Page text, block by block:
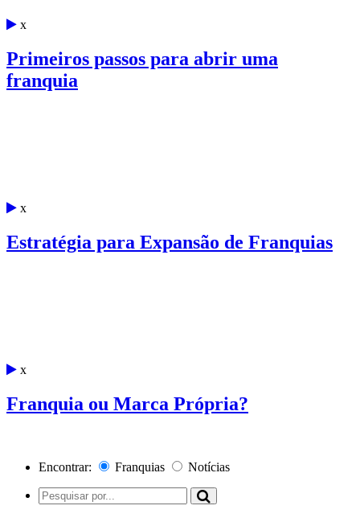
x
Primeiros passos para abrir uma
franquia
x
Estratégia para Expansão de Franquias
x
Franquia ou Marca Própria?
Encontrar: Franquias Notícias